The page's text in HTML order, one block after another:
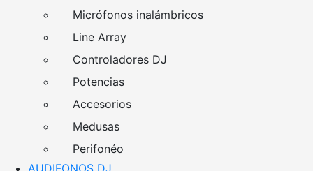
Micrófonos inalámbricos
Line Array
Controladores DJ
Potencias
Accesorios
Medusas
Perifonéo
AUDIFONOS DJ